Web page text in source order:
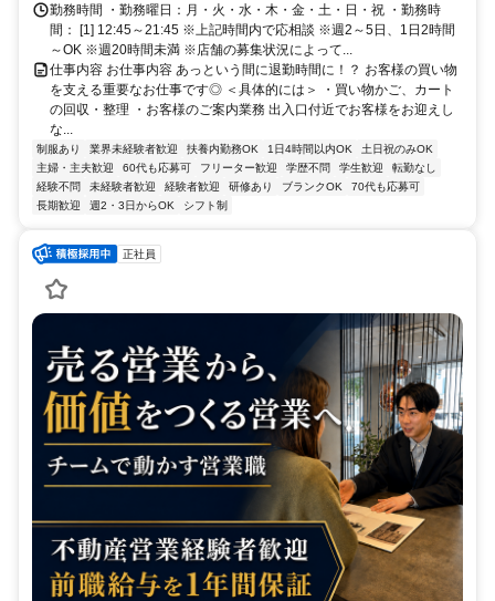
勤務時間 ・勤務曜日：月・火・水・木・金・土・日・祝 ・勤務時
間： [1] 12:45～21:45 ※上記時間内で応相談 ※週2～5日、1日2時間
～OK ※週20時間未満 ※店舗の募集状況によって...
仕事内容 お仕事内容 あっという間に退勤時間に！？ お客様の買い物
を支える重要なお仕事です◎ ＜具体的には＞ ・買い物かご、カート
の回収・整理 ・お客様のご案内業務 出入口付近でお客様をお迎えし
な...
制服あり 業界未経験者歓迎 扶養内勤務OK 1日4時間以内OK
土日祝のみOK
主婦・主夫歓迎
60代も応募可 フリーター歓迎 学歴不問 学生歓迎
転勤なし
経験不問
未経験者歓迎 経験者歓迎 研修あり ブランクOK
70代も応募可
長期歓迎
週2・3日からOK シフト制
正社員